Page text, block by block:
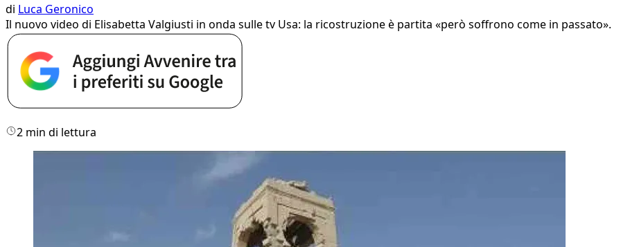
di Luca Geronico
Il nuovo video di Elisabetta Valgiusti in onda sulle tv Usa: la ricostruzione è partita «però soffrono come in passato».
2 min di lettura